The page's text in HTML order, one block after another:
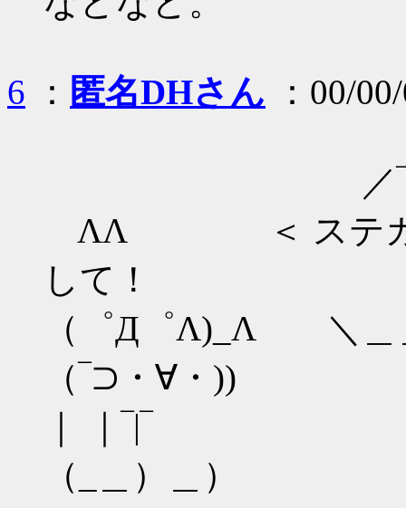
6 ： 匿名DHさん ：00/
／
ΛΛ ＜ ステガノ
して！
（゜Д゜Λ)_Λ ＼＿
（‾⊃・∀・))
｜ ｜‾|‾
（_＿）＿）